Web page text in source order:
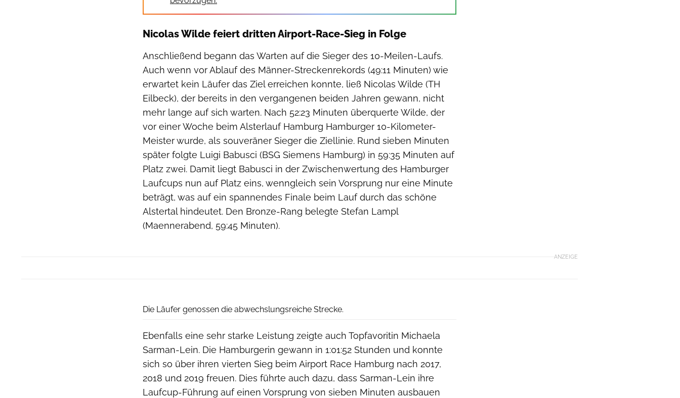
Nicolas Wilde feiert dritten Airport-Race-Sieg in Folge
Anschließend begann das Warten auf die Sieger des 10-Meilen-Laufs.
Auch wenn vor Ablauf des Männer-Streckenrekords (49:11 Minuten) wie
erwartet kein Läufer das Ziel erreichen konnte, ließ Nicolas Wilde (TH
Eilbeck), der bereits in den vergangenen beiden Jahren gewann, nicht
mehr lange auf sich warten. Nach 52:23 Minuten überquerte Wilde, der
vor einer Woche beim Alsterlauf Hamburg Hamburger 10-Kilometer-
Meister wurde, als souveräner Sieger die Ziellinie. Rund sieben Minuten
später folgte Luigi Babusci (BSG Siemens Hamburg) in 59:35 Minuten auf
Platz zwei. Damit liegt Babusci in der Zwischenwertung des Hamburger
Laufcups nun auf Platz eins, wenngleich sein Vorsprung nur eine Minute
beträgt, was auf ein spannendes Finale beim Lauf durch das schöne
Alstertal hindeutet. Den Bronze-Rang belegte Stefan Lampl
(Maennerabend, 59:45 Minuten).
ANZEIGE
Die Läufer genossen die abwechslungsreiche Strecke.
Ebenfalls eine sehr starke Leistung zeigte auch Topfavoritin Michaela
Sarman-Lein. Die Hamburgerin gewann in 1:01:52 Stunden und konnte
sich so über ihren vierten Sieg beim Airport Race Hamburg nach 2017,
2018 und 2019 freuen. Dies führte auch dazu, dass Sarman-Lein ihre
Laufcup-Führung auf einen Vorsprung von sieben Minuten ausbauen